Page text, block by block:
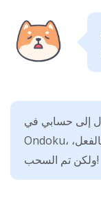
إلى حسابي في
Ondoku، كان "الخطة المجانية" بالفعل،
ولكن تم السحب!